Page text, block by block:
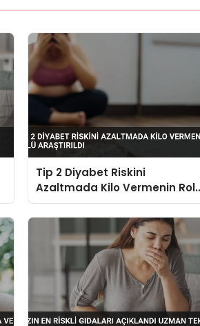
Tip 2 Diyabet Riskini
Azaltmada Kilo Vermenin
Araştırıldı